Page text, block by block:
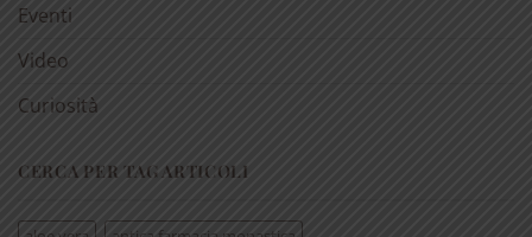
Eventi
Video
Curiosità
CERCA PER TAG ARTICOLI